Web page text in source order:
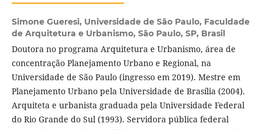
Simone Gueresi, Universidade de São Paulo, Faculdade
de Arquitetura e Urbanismo, São Paulo, SP, Brasil
Doutora no programa Arquitetura e Urbanismo, área de
concentração Planejamento Urbano e Regional, na
Universidade de São Paulo (ingresso em 2019). Mestre em
Planejamento Urbano pela Universidade de Brasília (2004).
Arquiteta e urbanista graduada pela Universidade Federal
do Rio Grande do Sul (1993). Servidora pública federal